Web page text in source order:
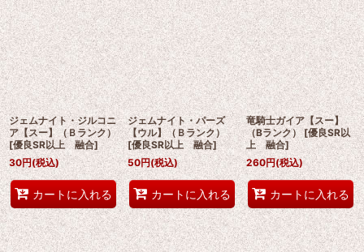
ジェムナイト・ジルコニ
ア【スー】（Ｂランク）
[優良SR以上 融合]
30円(税込)
カートに入れる
ジェムナイト・パーズ
【ウル】（Ｂランク）
[優良SR以上 融合]
50円(税込)
カートに入れる
竜騎士ガイア【スー】
（Bランク） [優良SR以
上 融合]
260円(税込)
カートに入れる